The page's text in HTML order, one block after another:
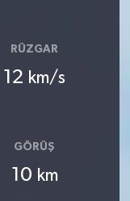
RÜZGAR
12 km/s
GÖRÜŞ
10 km